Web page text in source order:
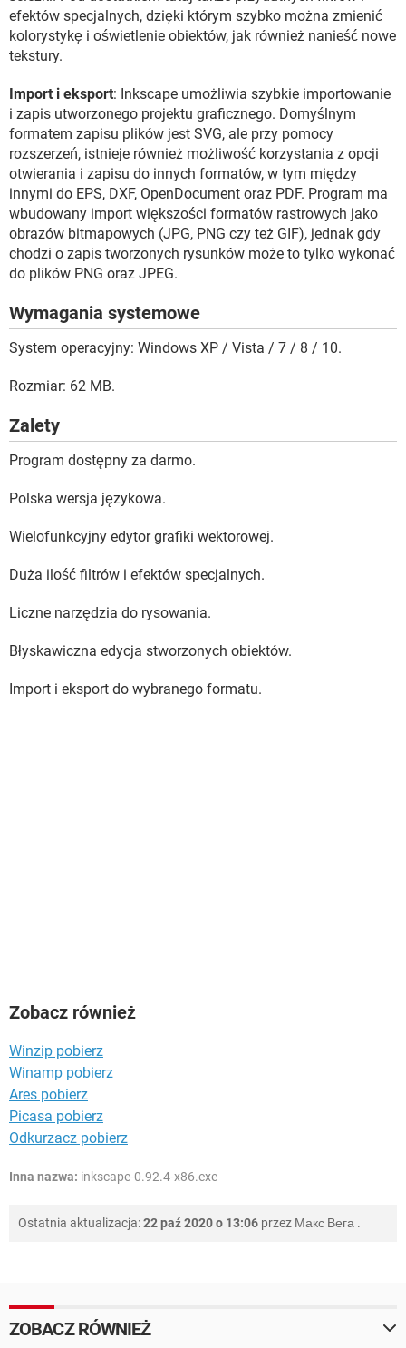
efektów specjalnych, dzięki którym szybko można zmienić
kolorystykę i oświetlenie obiektów, jak również nanieść nowe
tekstury.
Import i eksport: Inkscape umożliwia szybkie importowanie
i zapis utworzonego projektu graficznego. Domyślnym
formatem zapisu plików jest SVG, ale przy pomocy
rozszerzeń, istnieje również możliwość korzystania z opcji
otwierania i zapisu do innych formatów, w tym między
innymi do EPS, DXF, OpenDocument oraz PDF. Program ma
wbudowany import większości formatów rastrowych jako
obrazów bitmapowych (JPG, PNG czy też GIF), jednak gdy
chodzi o zapis tworzonych rysunków może to tylko wykonać
do plików PNG oraz JPEG.
Wymagania systemowe
System operacyjny: Windows XP / Vista / 7 / 8 / 10.
Rozmiar: 62 MB.
Zalety
Program dostępny za darmo.
Polska wersja językowa.
Wielofunkcyjny edytor grafiki wektorowej.
Duża ilość filtrów i efektów specjalnych.
Liczne narzędzia do rysowania.
Błyskawiczna edycja stworzonych obiektów.
Import i eksport do wybranego formatu.
Zobacz również
Winzip pobierz
Winamp pobierz
Ares pobierz
Picasa pobierz
Odkurzacz pobierz
Inna nazwa: inkscape-0.92.4-x86.exe
Ostatnia aktualizacja:22 paź 2020 o 13:06 przez Макс Вега .
ZOBACZ RÓWNIEŻ